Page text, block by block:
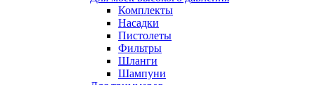
Комплекты
Насадки
Пистолеты
Фильтры
Шланги
Шампуни